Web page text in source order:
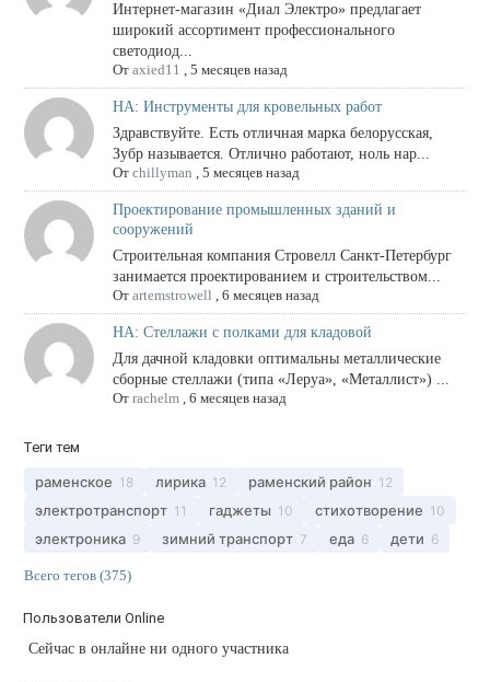
Интернет-магазин «Диал Электро» предлагает
широкий ассортимент профессионального
светодиод...
От axied11 , 5 месяцев назад
НА: Инструменты для кровельных работ
Здравствуйте. Есть отличная марка белорусская,
Зубр называется. Отлично работают, ноль нар...
От chillyman , 5 месяцев назад
Проектирование промышленных зданий и
сооружений
Строительная компания Стровелл Санкт-Петербург
занимается проектированием и строительством...
От artemstrowell , 6 месяцев назад
НА: Стеллажи с полками для кладовой
Для дачной кладовки оптимальны металлические
сборные стеллажи (типа «Леруа», «Металлист») ...
От rachelm, 6 месяцев назад
Теги тем
раменское 18 лирика 12 раменский район 12
электротранспорт 11 гаджеты 10 стихотворение 10
электроника 9 зимний транспорт 7 еда 6 дети 6
Всего тегов (375)
Пользователи Online
Сейчас в онлайне ни одного участника